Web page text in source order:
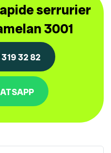
serrurier
3001
319 32 82